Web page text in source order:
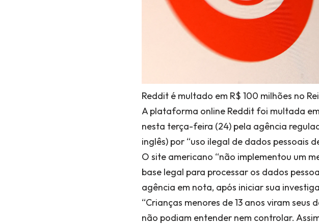
Reddit é multado em R$ 100 milhões no
A plataforma online Reddit foi multada em
nesta terça-feira (24) pela agência
inglês) por “uso ilegal de dados pessoais
O site americano “não implementou um
base legal para processar os dados
agência em nota, após iniciar sua
“Crianças menores de 13 anos viram
não podiam entender nem controlar.